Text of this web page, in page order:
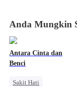
Anda Mungkin
Antara Cinta dan
Benci
Sakit Hati